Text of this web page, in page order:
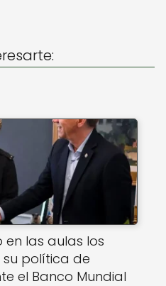
las aulas los
política de
el Banco Mundial